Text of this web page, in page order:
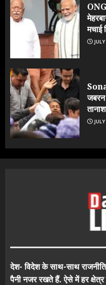
मचाई
देश- विदेश के साथ-साथ
पैनी नजर रखते हैं. ऐसे में हर